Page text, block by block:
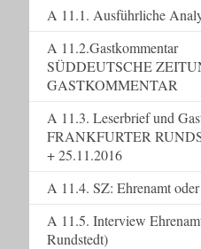
A 11.1. Ausführliche
A 11.2.Gastkommentar
SÜDDEUTSCHE
GASTKOMMENTAR
A 11.3. Leserbrief und
FRANKFURTER
+ 25.11.2016
A 11.4. SZ: Ehrenamt
A 11.5. Interview
Rundstedt)